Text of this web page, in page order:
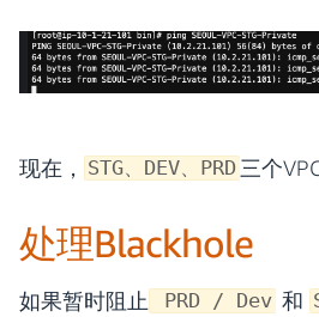
现在， STG、DEV、PRD 三个
处理Blackhole
如果暂时阻止 PRD / Dev 和